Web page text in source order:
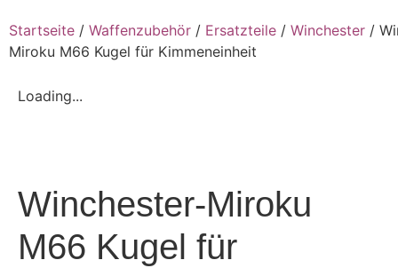
Startseite / Waffenzubehör / Ersatzteile / Winchester /
Miroku M66 Kugel für Kimmeneinheit
Loading...
Winchester-Miroku
M66 Kugel für